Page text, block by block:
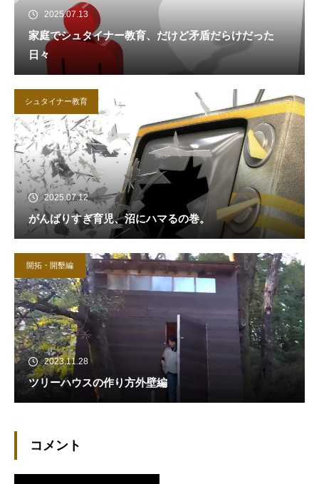
2025.07.13
家庭でシュタイナー教育、だけど矛盾だらけだった
日々
シュタイナー教育
2025.07.12
がんばりすぎ育児、沼にハマるの巻。
開拓・開墾編
2023.11.28
ツリーハウスの作り方外壁編
コメント